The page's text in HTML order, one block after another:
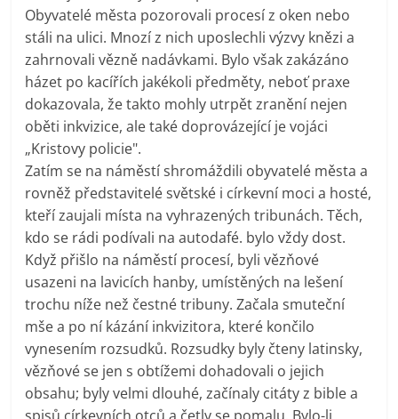
Obyvatelé města pozorovali procesí z oken nebo
stáli na ulici. Mnozí z nich uposlechli výzvy knězi a
zahrnovali vězně nadávkami. Bylo však zakázáno
házet po kacířích jakékoli předměty, neboť praxe
dokazovala, že takto mohly utrpět zranění nejen
oběti inkvizice, ale také doprovázející je vojáci
„Kristovy policie".
Zatím se na náměstí shromáždili obyvatelé města a
rovněž představitelé světské i církevní moci a hosté,
kteří zaujali místa na vyhrazených tribunách. Těch,
kdo se rádi podívali na autodafé. bylo vždy dost.
Když přišlo na náměstí procesí, byli vězňové
usazeni na lavicích hanby, umístěných na lešení
trochu níže než čestné tribuny. Začala smuteční
mše a po ní kázání inkvizitora, které končilo
vynesením rozsudků. Rozsudky byly čteny latinsky,
vězňové se jen s obtížemi dohadovali o jejich
obsahu; byly velmi dlouhé, začínaly citáty z bible a